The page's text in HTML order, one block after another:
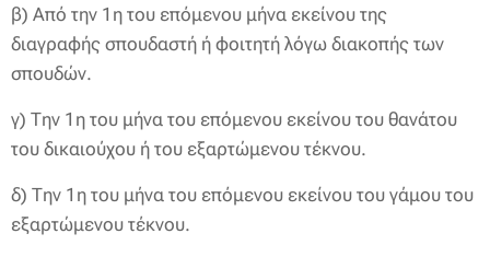
β) Από την 1η του επόμενου μήνα εκείνου της
διαγραφής σπουδαστή ή φοιτητή λόγω διακοπής των
σπουδών.
γ) Την 1η του μήνα του επόμενου εκείνου του θανάτου
του δικαιούχου ή του εξαρτώμενου τέκνου.
δ) Την 1η του μήνα του επόμενου εκείνου του γάμου του
εξαρτώμενου τέκνου.